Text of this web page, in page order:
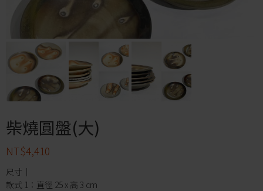
柴燒圓盤(大)
NT$4,410
尺寸｜
款式 1：直徑 25 x 高 3 cm